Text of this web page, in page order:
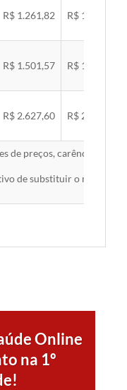
R$ 1.261,82 R$ 1.300,32
R$ 1.501,57 R$ 1.547,38
R$ 2.627,60 R$ 2.707,76
de preços, carências,
de substituir o material
Online
na 1º